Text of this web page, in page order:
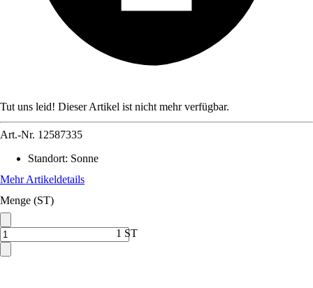
Tut uns leid! Dieser Artikel ist nicht mehr verfügbar.
Art.-Nr. 12587335
Standort: Sonne
Mehr Artikeldetails
Menge (ST)
1 ST